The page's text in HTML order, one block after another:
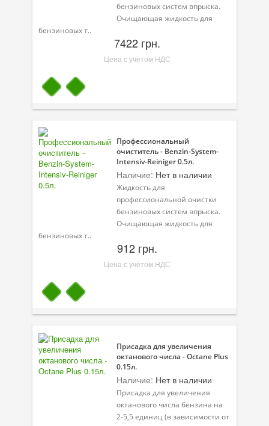
бензиновых систем впрыска.
Очищающая жидкость для
бензиновых т..
7422 грн.
Цена с учётом НДС
Профессиональный
очиститель - Benzin-System-
Intensiv-Reiniger 0.5л.
Наличие: Нет в наличии
Жидкость для
профессиональной очистки
бензиновых систем впрыска.
Очищающая жидкость для
бензиновых т..
912 грн.
Цена с учётом НДС
Присадка для увеличения
октанового числа - Octane Plus
0.15л.
Наличие: Нет в наличии
Присадка для увеличения
октанового числа бензина на
2-5,5 единиц (в зависимости от